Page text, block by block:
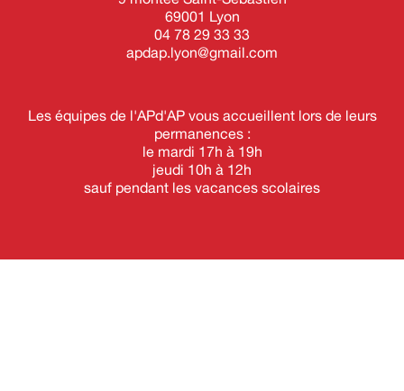
69001 Lyon
04 78 29 33 33
apdap.lyon@gmail.com
Les équipes de l'APd'AP vous accueillent lors de leurs
permanences :
le mardi 17h à 19h
jeudi 10h à 12h
sauf pendant les vacances scolaires